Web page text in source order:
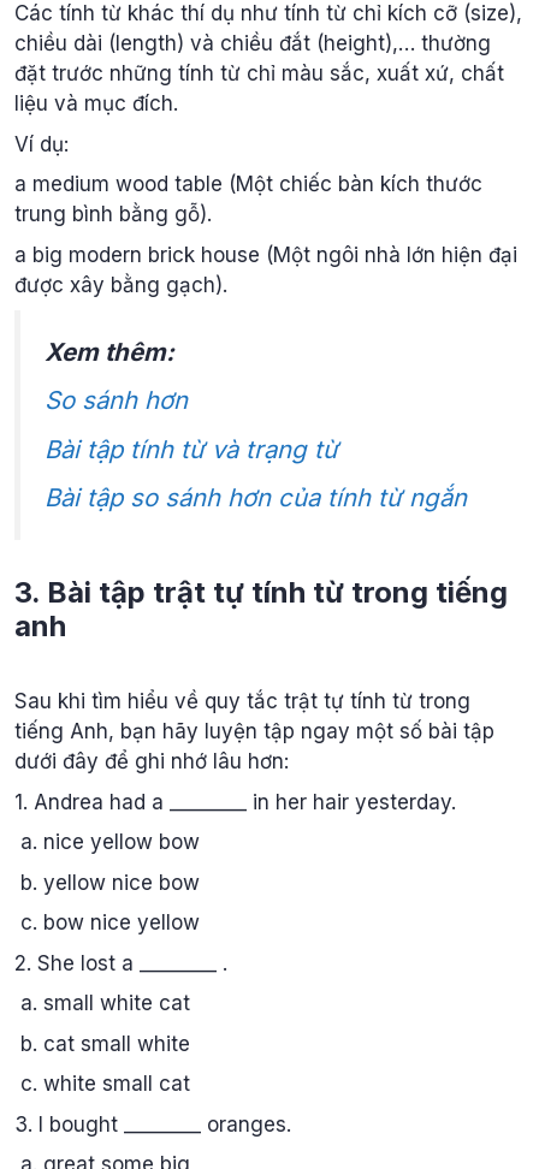
Các tính từ khác thí dụ như tính từ chỉ kích cỡ (size),
chiều dài (length) và chiều đắt (height),… thường
đặt trước những tính từ chỉ màu sắc, xuất xứ, chất
liệu và mục đích.
Ví dụ:
a medium wood table (Một chiếc bàn kích thước
trung bình bằng gỗ).
a big modern brick house (Một ngôi nhà lớn hiện đại
được xây bằng gạch).
Xem thêm:
So sánh hơn
Bài tập tính từ và trạng từ
Bài tập so sánh hơn của tính từ ngắn
3. Bài tập trật tự tính từ trong tiếng
anh
Sau khi tìm hiểu về quy tắc trật tự tính từ trong
tiếng Anh, bạn hãy luyện tập ngay một số bài tập
dưới đây để ghi nhớ lâu hơn:
1. Andrea had a ________ in her hair yesterday.
a. nice yellow bow
b. yellow nice bow
c. bow nice yellow
2. She lost a ________ .
a. small white cat
b. cat small white
c. white small cat
3. I bought ________ oranges.